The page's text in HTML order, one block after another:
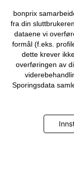
bonprix
fra din
dataene vi
formål (f.eks.
dette krever
overføringen av
Sporingsdata
Adjust GmbH,
Communications
Ltd, RTB-House